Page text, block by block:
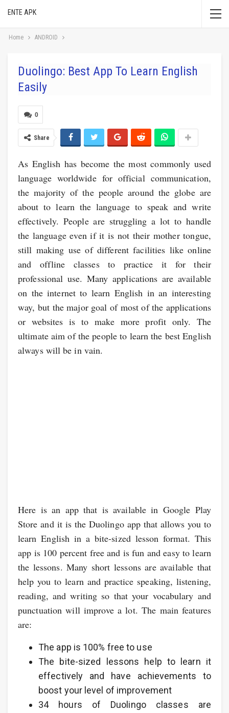
ENTE APK
Home ANDROID
Duolingo: Best App To Learn English
Easily
0
Share
As English has become the most commonly used
language worldwide for official communication,
the majority of the people around the globe are
about to learn the language to speak and write
effectively. People are struggling a lot to handle
the language even if it is not their mother tongue,
still making use of different facilities like online
and offline classes to practice it for their
professional use. Many applications are available
on the internet to learn English in an interesting
way, but the major goal of most of the applications
or websites is to make more profit only. The
ultimate aim of the people to learn the best English
always will be in vain.
Here is an app that is available in Google Play
Store and it is the Duolingo app that allows you to
learn English in a bite-sized lesson format. This
app is 100 percent free and is fun and easy to learn
the lessons. Many short lessons are available that
help you to learn and practice speaking, listening,
reading, and writing so that your vocabulary and
punctuation will improve a lot. The main features
are:
The app is 100% free to use
The bite-sized lessons help to learn it
effectively and have achievements to
boost your level of improvement
34 hours of Duolingo classes are